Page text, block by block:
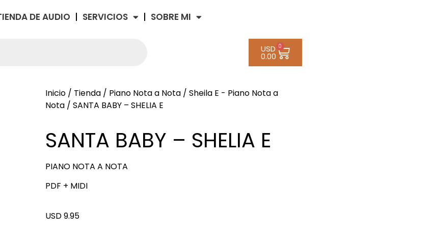
DE AUDIO SERVICIOS SOBRE MI
USD
0.00
0
Inicio / Tienda / Piano Nota a Nota / Sheila E - Piano Nota a
Nota / SANTA BABY – SHELIA E
SANTA BABY – SHELIA E
PIANO NOTA A NOTA
PDF + MIDI
USD 9.95